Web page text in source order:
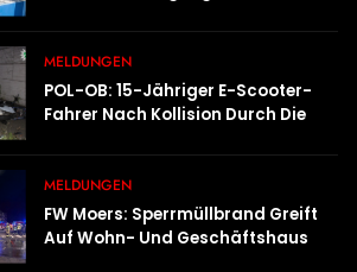
MELDUNGEN
POL-OB: 15-Jähriger E-Scooter-
Fahrer Nach Kollision Durch Die
Verletzt
MELDUNGEN
FW Moers: Sperrmüllbrand Greift
Auf Wohn- Und Geschäftshaus